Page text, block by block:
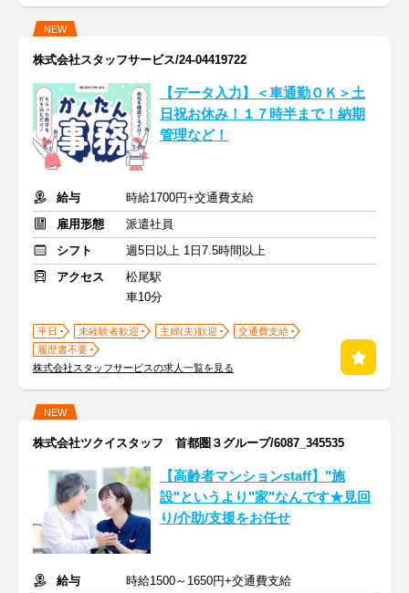
NEW
株式会社スタッフサービス/24-04419722
【データ入力】＜車通勤ＯＫ＞土
日祝お休み！１７時半まで！納期
管理など！
給与
時給1700円+交通費支給
雇用形態
派遣社員
シフト
週5日以上 1日7.5時間以上
アクセス
松尾駅
車10分
平日 未経験者歓迎 主婦(夫)歓迎
交通費支給
履歴書不要
株式会社スタッフサービスの求人一覧を見る
NEW
株式会社ツクイスタッフ 首都圏３グループ/6087_345535
【高齢者マンションstaff】"施
設"というより"家"なんです★見回
り/介助/支援をお任せ
給与
時給1500～1650円+交通費支給